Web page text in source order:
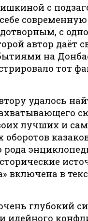
с
с
автор даёт
на
тот
удалось
лучших и
включена в
глубокий
идейного